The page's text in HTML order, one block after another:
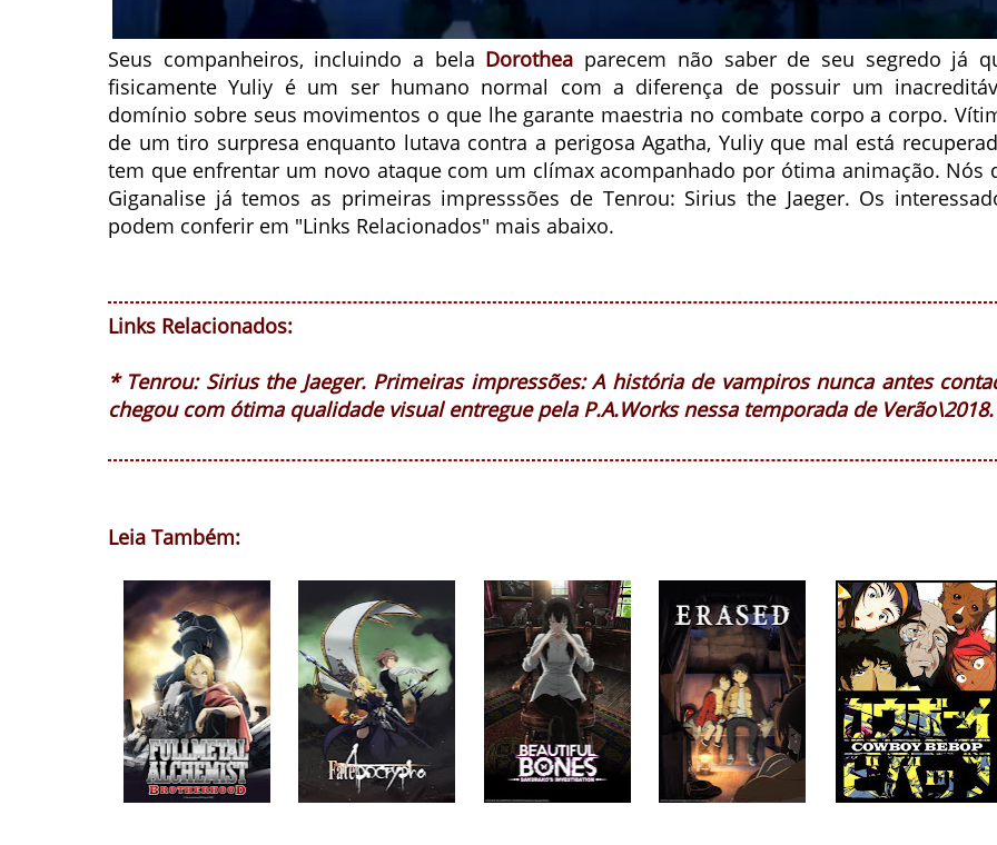
Seus companheiros, incluindo a bela Dorothea parecem não saber de seu segredo já
fisicamente Yuliy é um ser humano normal com a diferença de possuir um
domínio sobre seus movimentos o que lhe garante maestria no combate corpo a corpo.
de um tiro surpresa enquanto lutava contra a perigosa Agatha, Yuliy que mal está
tem que enfrentar um novo ataque com um clímax acompanhado por ótima animação. Nós
Giganalise já temos as primeiras impresssões de Tenrou: Sirius the Jaeger. Os
podem conferir em "Links Relacionados" mais abaixo.
Links Relacionados:
* Tenrou: Sirius the Jaeger. Primeiras impressões: A história de vampiros nunca antes
chegou com ótima qualidade visual entregue pela P.A.Works nessa temporada de Verão\2018.
Leia Também: